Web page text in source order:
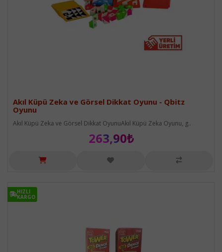
Akıl Küpü Zeka ve Görsel Dikkat Oyunu - Qbitz
Oyunu
Akıl Küpü Zeka ve Görsel Dikkat OyunuAkıl Küpü Zeka Oyunu, g..
263,90₺
HIZLI
KARGO
HIZLI
KARGO